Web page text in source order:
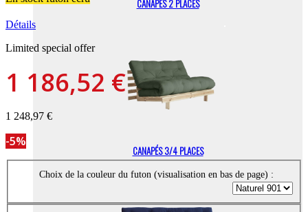
CANAPÉS 2 PLACES
CANAPÉS 3/4 PLACES
Détails
Limited special offer
1 186,52 €
1 248,97 €
-5%
Choix de la couleur du futon (visualisation en bas de page) :